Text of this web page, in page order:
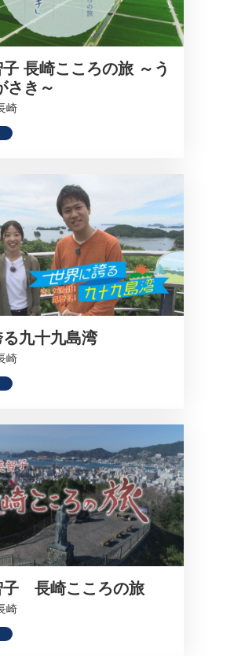
長崎こころの旅 ～う
さき～
崎
九十九島湾
崎
子 長崎こころの旅
崎